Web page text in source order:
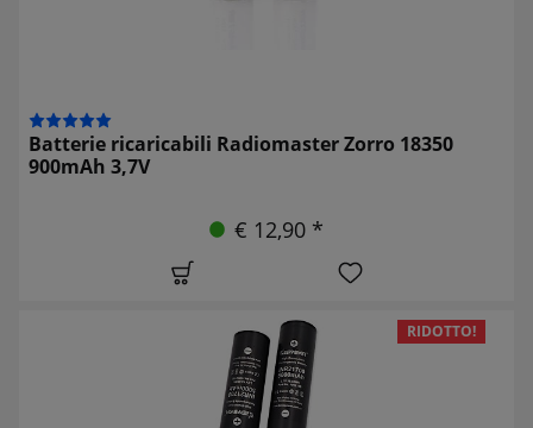
Batterie ricaricabili Radiomaster Zorro 18350
900mAh 3,7V
€ 12,90 *
RIDOTTO!